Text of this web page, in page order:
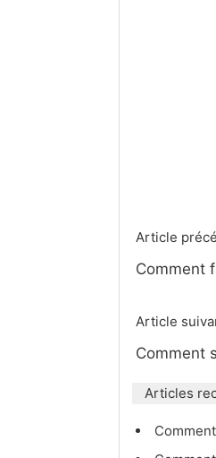
Article
Comment
Article
Comment
Articles